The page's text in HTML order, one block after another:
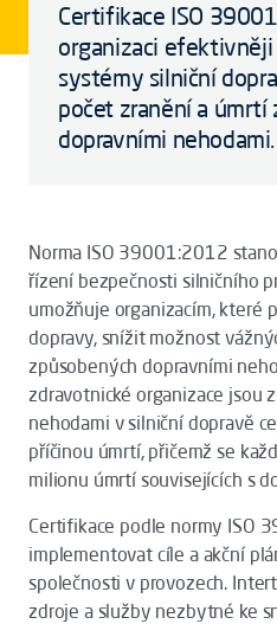
Certifikace ISO
organizaci efektivněji
systémy silniční
počet zranění a úmrtí
dopravními nehodami.
Norma ISO 39001:2012
řízení bezpečnosti silničního
umožňuje organizacím, které
dopravy, snížit možnost
způsobených dopravními
zdravotnické organizace jsou
nehodami v silniční dopravě
příčinou úmrtí, přičemž se
milionu úmrtí souvisejících s
Certifikace podle normy ISO
implementovat cíle a akční
společnosti v provozech.
zdroje a služby nezbytné ke